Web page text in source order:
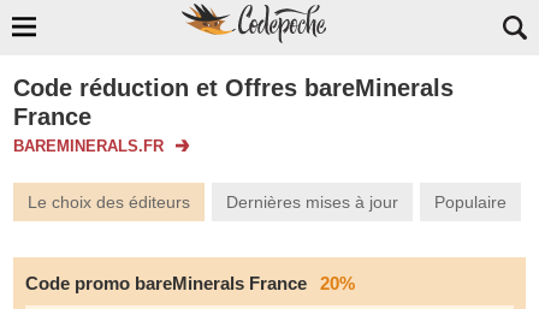
Code réduction et Offres bareMinerals
France
BAREMINERALS.FR
Le choix des éditeurs Dernières mises à jour Populaire
Code promo bareMinerals France 20%